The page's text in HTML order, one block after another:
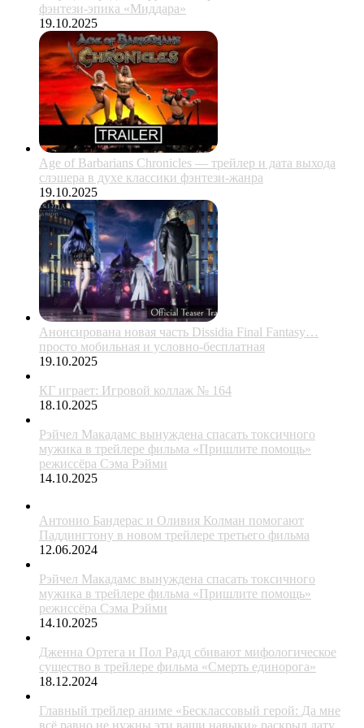
фэнтези-эпика «Миддара»
19.10.2025
Age of Barbarians Chronicles — трейлер и дата выхода
слэшера в духе классики фэнтези-жанра
19.10.2025
Анонсирована новая часть Dissidia Final Fantasy…
просто мобильная и условно-бесплатная
19.10.2025
КГ играет: Игровой коллаж № 164
18.10.2025
Рэйчел Макадамс вынуждена спасать токсичного
мужика в трейлере фильма «Пришлите помощь»
режиссёра Сэма Рэйми
14.10.2025
Антонио Бандерас и Оливия Колман помогают
Паддингтону в новом трейлере третьего фильма
12.06.2024
Рэйчел Макадамс вынуждена спасать токсичного
мужика в трейлере фильма «Пришлите помощь»
режиссёра Сэма Рэйми
14.10.2025
Дженна Ортега и Пол Радд сбивают мифологическое
существо в трейлере фильма «Смерть единорога»
18.12.2024
Главный трейлер аниме «Бесклассовый герой: Да мне
всё равно не нужны эти ваши навыки» раскрыл дату